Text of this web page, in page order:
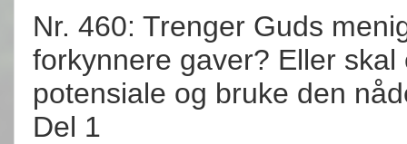
Nr. 460: Trenger Guds
forkynnere gaver? Eller
potensiale og bruke den
Del 1